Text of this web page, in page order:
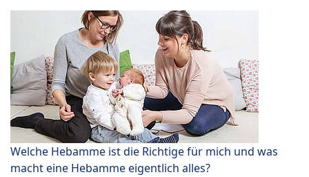
Welche Hebamme ist die Richtige für mich und was
macht eine Hebamme eigentlich alles?